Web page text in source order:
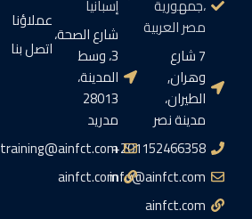
،جمهورية
مصر العربية
7 شارع
وهران,
الطيران،
مدينة نصر
201152466358+
info@ainfct.com
ainfct.com
إسبانيا
شارع الصحة،
3، وسط
المدينة،
28013
مدريد
training@ainfct.com
ainfct.com
عملاؤنا
اتصل بنا